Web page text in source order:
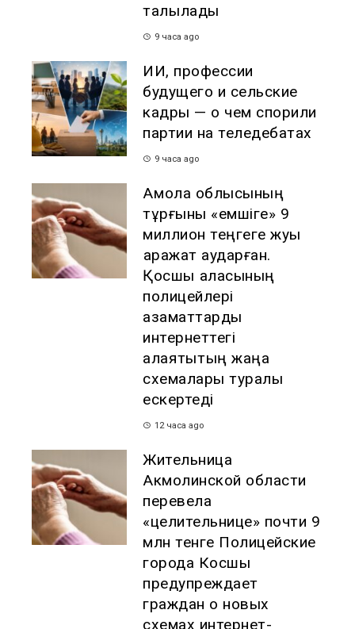
талқылады
9 часа ago
ИИ, профессии
будущего и сельские
кадры — о чем спорили
партии на теледебатах
9 часа ago
Ақмола облысының
тұрғыны «емшіге» 9
миллион теңгеге жуық
қаражат аударған.
Қосшы қаласының
полицейлері
азаматтарды
интернеттегі
алаяқтықтың жаңа
схемалары туралы
ескертеді
12 часа ago
Жительница
Акмолинской области
перевела
«целительнице» почти 9
млн тенге Полицейские
города Косшы
предупреждает
граждан о новых
схемах интернет-